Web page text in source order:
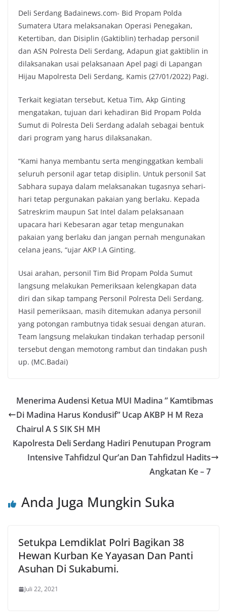
Deli Serdang Badainews.com- Bid Propam Polda
Sumatera Utara melaksanakan Operasi Penegakan,
Ketertiban, dan Disiplin (Gaktiblin) terhadap personil
dan ASN Polresta Deli Serdang, Adapun giat gaktiblin in
dilaksanakan usai pelaksanaan Apel pagi di Lapangan
Hijau Mapolresta Deli Serdang, Kamis (27/01/2022) Pagi.
Terkait kegiatan tersebut, Ketua Tim, Akp Ginting
mengatakan, tujuan dari kehadiran Bid Propam Polda
Sumut di Polresta Deli Serdang adalah sebagai bentuk
dari program yang harus dilaksanakan.
“Kami hanya membantu serta menginggatkan kembali
seluruh personil agar tetap disiplin. Untuk personil Sat
Sabhara supaya dalam melaksanakan tugasnya sehari-
hari tetap pergunakan pakaian yang berlaku. Kepada
Satreskrim maupun Sat Intel dalam pelaksanaan
upacara hari Kebesaran agar tetap mengunakan
pakaian yang berlaku dan jangan pernah mengunakan
celana jeans, “ujar AKP I.A Ginting.
Usai arahan, personil Tim Bid Propam Polda Sumut
langsung melakukan Pemeriksaan kelengkapan data
diri dan sikap tampang Personil Polresta Deli Serdang.
Hasil pemeriksaan, masih ditemukan adanya personil
yang potongan rambutnya tidak sesuai dengan aturan.
Team langsung melakukan tindakan terhadap personil
tersebut dengan memotong rambut dan tindakan push
up. (MC.Badai)
Menerima Audensi Ketua MUI Madina ” Kamtibmas
Di Madina Harus Kondusif” Ucap AKBP H M Reza
Chairul A S SIK SH MH
Kapolresta Deli Serdang Hadiri Penutupan Program
Intensive Tahfidzul Qur’an Dan Tahfidzul Hadits
Angkatan Ke – 7
Anda Juga Mungkin Suka
Setukpa Lemdiklat Polri Bagikan 38
Hewan Kurban Ke Yayasan Dan Panti
Asuhan Di Sukabumi.
Juli 22, 2021